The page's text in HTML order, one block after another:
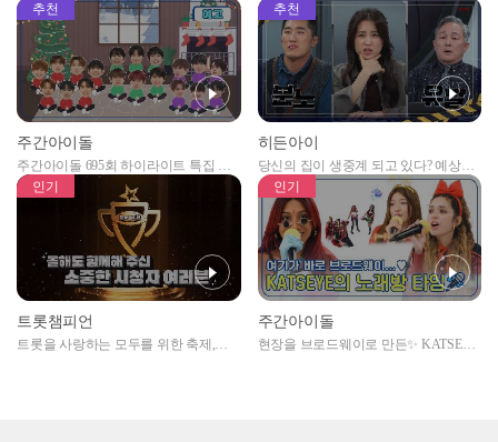
추천
주간아이돌
주간아이돌 695회 하이라이트 특집 남
자아이돌편 예고
추천
히든아이
당신의 집이 생중계 되고 있다? 예상치
못한 곳에서 일어나는 불법촬영 범죄!
인기
트롯챔피언
트롯을 사랑하는 모두를 위한 축제,
인기
주간아이돌
현장을 브로드웨이로 만든✨ KATSEYE